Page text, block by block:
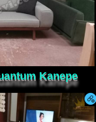
Kanepe